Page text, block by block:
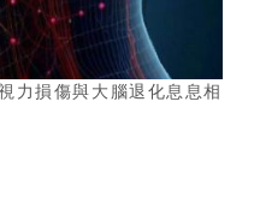
力損傷與大腦退化息息相